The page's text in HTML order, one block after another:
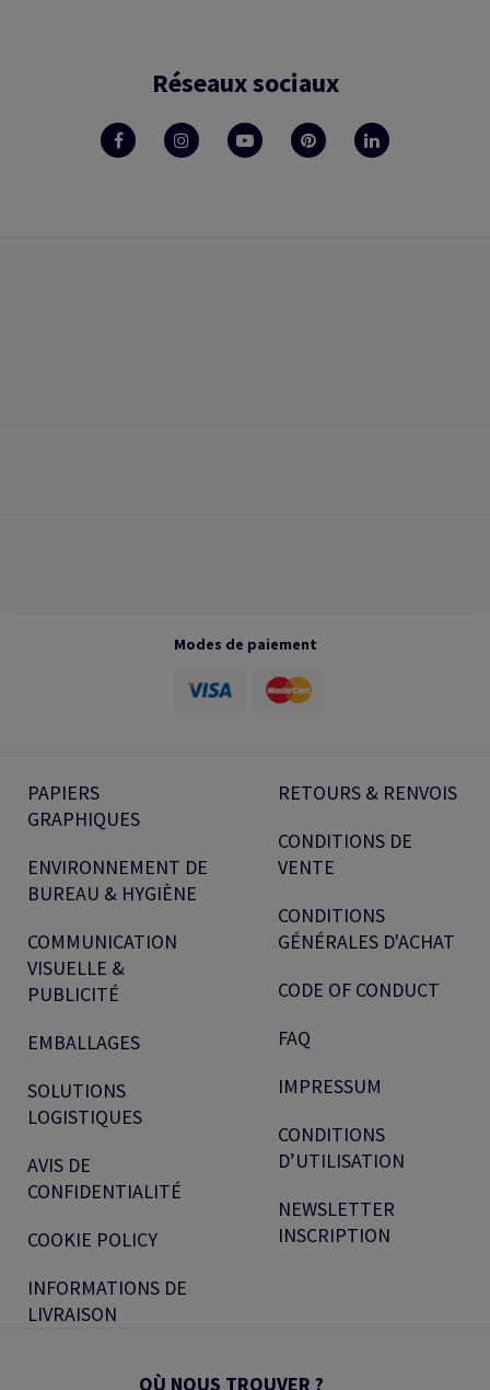
Réseaux sociaux
Modes de paiement
PAPIERS
GRAPHIQUES
ENVIRONNEMENT DE
BUREAU & HYGIÈNE
COMMUNICATION
VISUELLE &
PUBLICITÉ
EMBALLAGES
SOLUTIONS
LOGISTIQUES
AVIS DE
CONFIDENTIALITÉ
COOKIE POLICY
INFORMATIONS DE
LIVRAISON
RETOURS & RENVOIS
CONDITIONS DE
VENTE
CONDITIONS
GÉNÉRALES D'ACHAT
CODE OF CONDUCT
FAQ
IMPRESSUM
CONDITIONS
D’UTILISATION
NEWSLETTER
INSCRIPTION
OÙ NOUS TROUVER ?